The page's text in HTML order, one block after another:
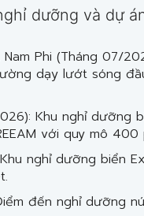
dưỡng và dự
Phi (Tháng 07/
dạy lướt sóng
Khu nghỉ
với quy mô 400
nghỉ dưỡng biển
đến nghỉ dưỡng